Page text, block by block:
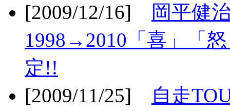
[2009/12/16]
岡平健
1998→2010「喜」「
定!!
[2009/11/25]
自走